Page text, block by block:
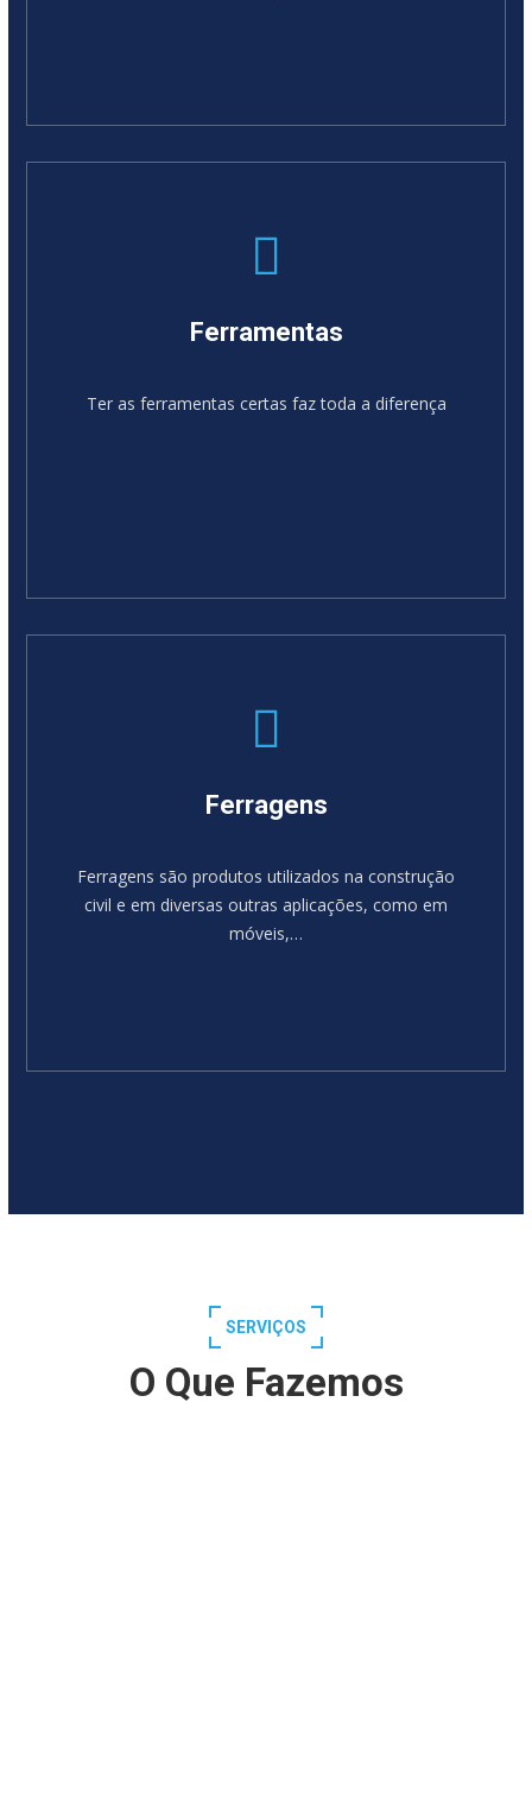
Ferramentas
Ter as ferramentas certas faz toda a diferença
Ferragens
Ferragens são produtos utilizados na construção
civil e em diversas outras aplicações, como em
móveis,…
SERVIÇOS
O Que Fazemos